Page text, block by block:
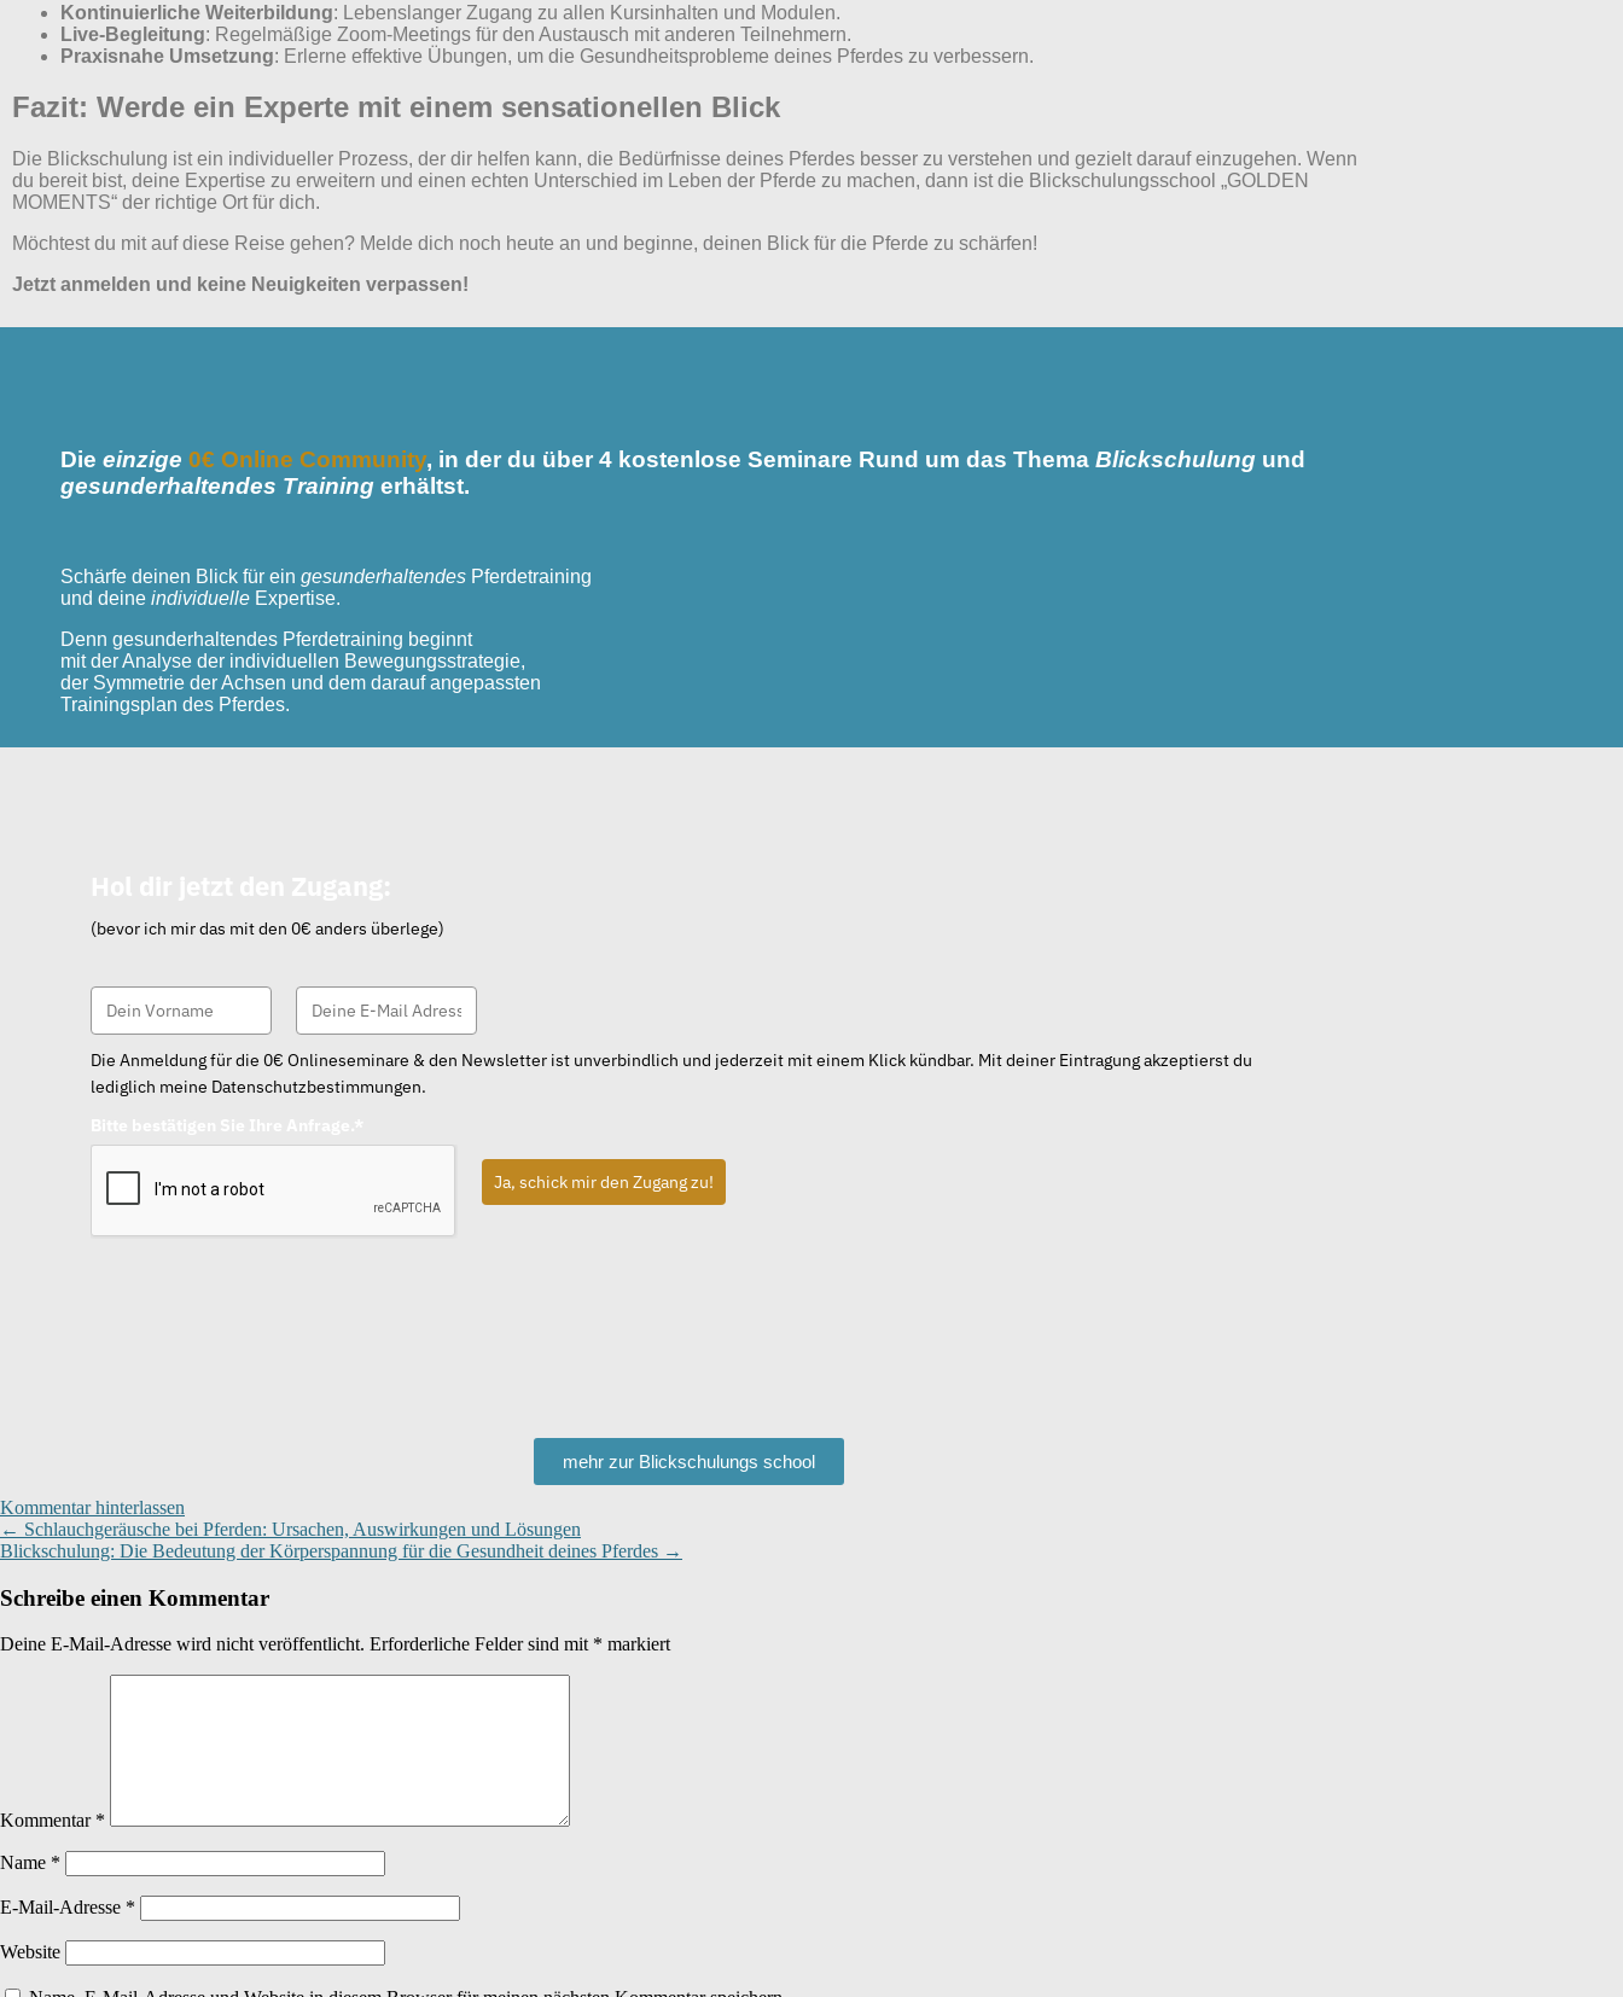
Kontinuierliche Weiterbildung: Lebenslanger Zugang zu allen Kursinhalten und Modulen.
Live-Begleitung: Regelmäßige Zoom-Meetings für den Austausch mit anderen Teilnehmern.
Praxisnahe Umsetzung: Erlerne effektive Übungen, um die Gesundheitsprobleme deines Pferdes zu verbessern.
Fazit: Werde ein Experte mit einem sensationellen Blick
Die Blickschulung ist ein individueller Prozess, der dir helfen kann, die Bedürfnisse deines Pferdes besser zu verstehen und gezielt darauf einzugehen. Wenn
du bereit bist, deine Expertise zu erweitern und einen echten Unterschied im Leben der Pferde zu machen, dann ist die Blickschulungsschool „GOLDEN
MOMENTS“ der richtige Ort für dich.
Möchtest du mit auf diese Reise gehen? Melde dich noch heute an und beginne, deinen Blick für die Pferde zu schärfen!
Jetzt anmelden und keine Neuigkeiten verpassen!
Die einzige 0€ Online Community, in der du über 4 kostenlose Seminare Rund um das Thema Blickschulung und
gesunderhaltendes Training erhältst.
Schärfe deinen Blick für ein gesunderhaltendes Pferdetraining
und deine individuelle Expertise.
Denn gesunderhaltendes Pferdetraining beginnt
mit der Analyse der individuellen Bewegungsstrategie,
der Symmetrie der Achsen und dem darauf angepassten
Trainingsplan des Pferdes.
(bevor ich mir das mit den 0€ anders überlege)
Die Anmeldung für die 0€ Onlineseminare & den Newsletter ist unverbindlich und jederzeit mit einem Klick kündbar. Mit deiner Eintragung akzeptierst du
lediglich meine Datenschutzbestimmungen.
Ja, schick mir den Zugang zu!
mehr zur Blickschulungs school
Kommentar hinterlassen
← Schlauchgeräusche bei Pferden: Ursachen, Auswirkungen und Lösungen
Blickschulung: Die Bedeutung der Körperspannung für die Gesundheit deines Pferdes →
Schreibe einen Kommentar
Deine E-Mail-Adresse wird nicht veröffentlicht. Erforderliche Felder sind mit * markiert
Kommentar *
Name *
E-Mail-Adresse *
Website